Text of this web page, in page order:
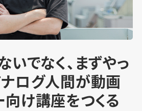
いでなく、まずやっ
ナログ人間が動画
向け講座をつくる